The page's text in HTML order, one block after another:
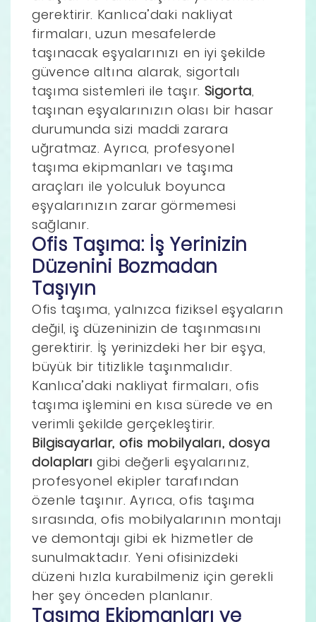
gerektirir. Kanlıca’daki nakliyat
firmaları, uzun mesafelerde
taşınacak eşyalarınızı en iyi şekilde
güvence altına alarak, sigortalı
taşıma sistemleri ile taşır. Sigorta,
taşınan eşyalarınızın olası bir hasar
durumunda sizi maddi zarara
uğratmaz. Ayrıca, profesyonel
taşıma ekipmanları ve taşıma
araçları ile yolculuk boyunca
eşyalarınızın zarar görmemesi
sağlanır.
Ofis Taşıma: İş Yerinizin
Düzenini Bozmadan
Taşıyın
Ofis taşıma, yalnızca fiziksel eşyaların
değil, iş düzeninizin de taşınmasını
gerektirir. İş yerinizdeki her bir eşya,
büyük bir titizlikle taşınmalıdır.
Kanlıca’daki nakliyat firmaları, ofis
taşıma işlemini en kısa sürede ve en
verimli şekilde gerçekleştirir.
Bilgisayarlar, ofis mobilyaları, dosya
dolapları gibi değerli eşyalarınız,
profesyonel ekipler tarafından
özenle taşınır. Ayrıca, ofis taşıma
sırasında, ofis mobilyalarının montajı
ve demontajı gibi ek hizmetler de
sunulmaktadır. Yeni ofisinizdeki
düzeni hızla kurabilmeniz için gerekli
her şey önceden planlanır.
Taşıma Ekipmanları ve